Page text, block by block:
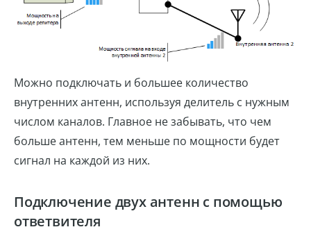
Можно подключать и большее количество
внутренних антенн, используя делитель с нужным
числом каналов. Главное не забывать, что чем
больше антенн, тем меньше по мощности будет
сигнал на каждой из них.
Подключение двух антенн с помощью
ответвителя